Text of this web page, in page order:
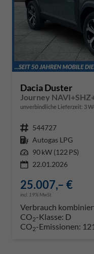
Dacia Duster
Journey
unverbindliche Lieferzeit: 3
Fahrzeugnr. 544727
Kraftstoff Autogas LPG
Leistung 90 kW (122 PS)
22.01.2026
25.007,– €
incl. 19% MwSt.
Verbrauch
CO2-Klasse: D
CO2-Emissionen: